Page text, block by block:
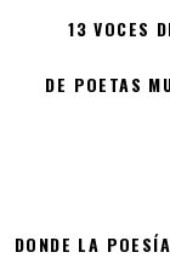
13 VOCES
DE POETAS
DONDE LA